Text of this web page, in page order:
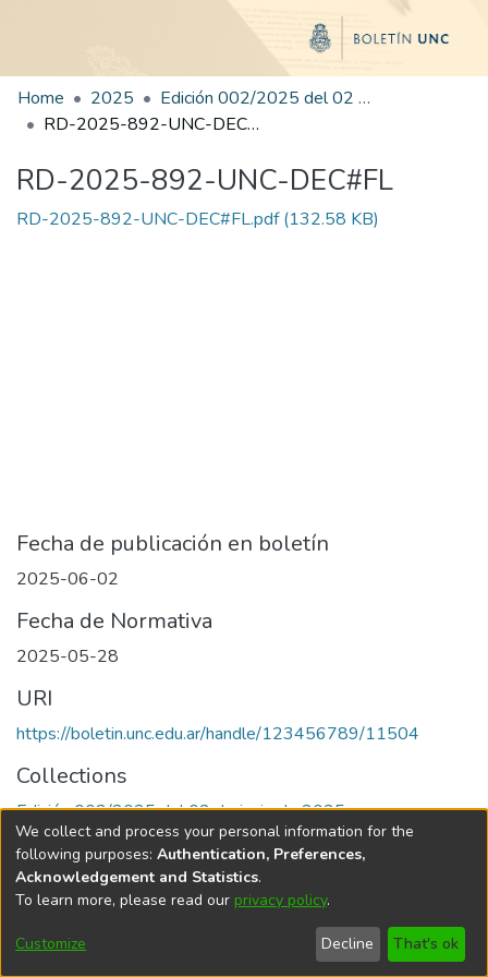
Home 2025
Edición 002/2025 del 02 de junio de 2025
RD-2025-892-UNC-DEC#FL
RD-2025-892-UNC-DEC#FL
RD-2025-892-UNC-DEC#FL.pdf(132.58 KB)
Fecha de publicación en boletín
2025-06-02
Fecha de Normativa
2025-05-28
URI
https://boletin.unc.edu.ar/handle/123456789/11504
Collections
Edición 002/2025 del 02 de junio de 2025
Universidad Nacional de Córdoba
We collect and process your personal information for the
following purposes: Authentication, Preferences,
Acknowledgement and Statistics.
To learn more, please read our privacy policy.
Customize Decline That's ok